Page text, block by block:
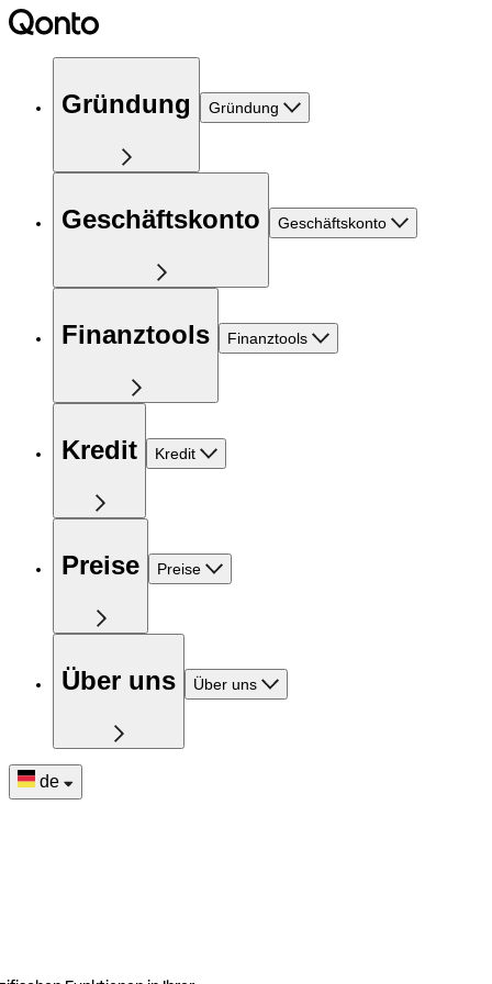
Gründung Gründung
Geschäftskonto Geschäftskonto
Finanztools Finanztools
Kredit Kredit
Preise Preise
Über uns Über uns
de